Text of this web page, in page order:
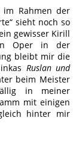
im Rahmen der
sieht noch so
gewisser Kirill
Oper in der
bleibt mir die
Ruslan und
beim Meister
in meiner
mit einigen
hinter mir